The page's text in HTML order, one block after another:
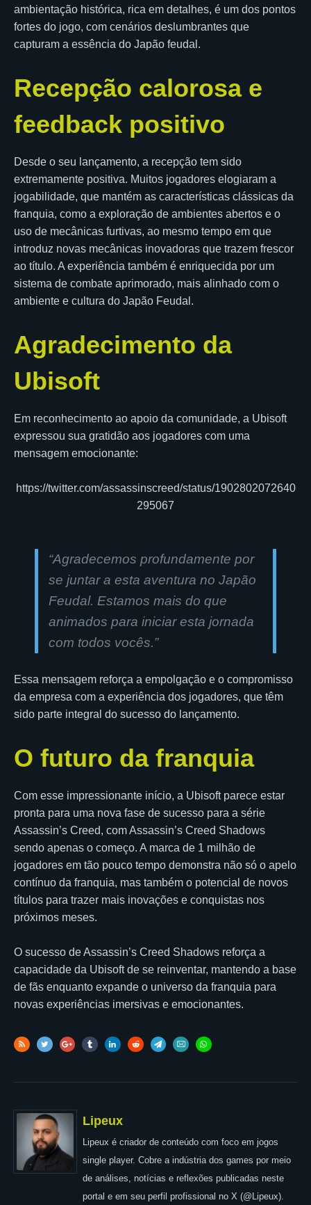
ambientação histórica, rica em detalhes, é um dos pontos
fortes do jogo, com cenários deslumbrantes que
capturam a essência do Japão feudal.
Recepção calorosa e
feedback positivo
Desde o seu lançamento, a recepção tem sido
extremamente positiva. Muitos jogadores elogiaram a
jogabilidade, que mantém as características clássicas da
franquia, como a exploração de ambientes abertos e o
uso de mecânicas furtivas, ao mesmo tempo em que
introduz novas mecânicas inovadoras que trazem frescor
ao título. A experiência também é enriquecida por um
sistema de combate aprimorado, mais alinhado com o
ambiente e cultura do Japão Feudal.
Agradecimento da
Ubisoft
Em reconhecimento ao apoio da comunidade, a Ubisoft
expressou sua gratidão aos jogadores com uma
mensagem emocionante:
https://twitter.com/assassinscreed/status/1902802072640
295067
“Agradecemos profundamente por
se juntar a esta aventura no Japão
Feudal. Estamos mais do que
animados para iniciar esta jornada
com todos vocês.”
Essa mensagem reforça a empolgação e o compromisso
da empresa com a experiência dos jogadores, que têm
sido parte integral do sucesso do lançamento.
O futuro da franquia
Com esse impressionante início, a Ubisoft parece estar
pronta para uma nova fase de sucesso para a série
Assassin’s Creed, com Assassin’s Creed Shadows
sendo apenas o começo. A marca de 1 milhão de
jogadores em tão pouco tempo demonstra não só o apelo
contínuo da franquia, mas também o potencial de novos
títulos para trazer mais inovações e conquistas nos
próximos meses.
O sucesso de Assassin’s Creed Shadows reforça a
capacidade da Ubisoft de se reinventar, mantendo a base
de fãs enquanto expande o universo da franquia para
novas experiências imersivas e emocionantes.
Lipeux
Lipeux é criador de conteúdo com foco em jogos
single player. Cobre a indústria dos games por meio
de análises, notícias e reflexões publicadas neste
portal e em seu perfil profissional no X (@Lipeux).